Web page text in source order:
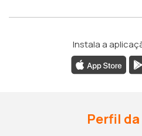
Instala a
Perfil